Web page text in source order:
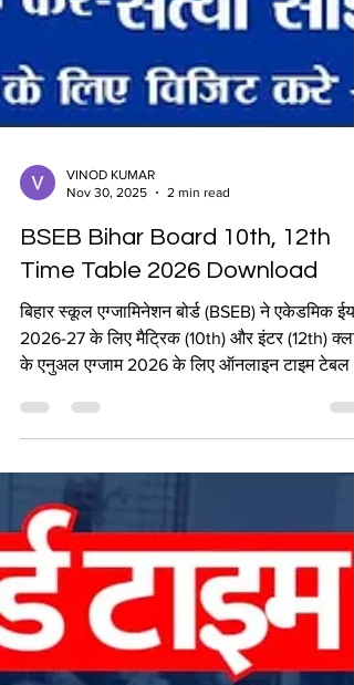
Nov 30, 2025
2 min read
BSEB Bihar Board 10th, 12th
Time Table 2026 Download
के एनुअल एग्जाम 2026 के लिए ऑनलाइन टाइम टेबल
एग्जाम प्रोग्राम या रूटीन या डेटशीट जारी कर दी है।
10th और 12th एनुअल एग्जाम 2026 फरवरी 2026 में
होंगे, सभी स्टूडेंट्स बिहार बोर्ड की ऑफिशियल वेबसाइट
biharboardonline.com से PDF फाइल में एग्जाम
शेड्यूल डाउनलोड कर सकते हैं। सारांश विवरण
बोर्ड का नाम बिहार स्कूल एग्ज़ामिनेशन बोर्ड (BSEB)
10वीं (मैट्रिक) और 12वीं (इं